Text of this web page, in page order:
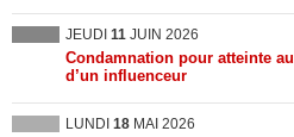
JEUDI 11 JUIN 2026
Condamnation pour atteinte
d’un influenceur
LUNDI 18 MAI 2026